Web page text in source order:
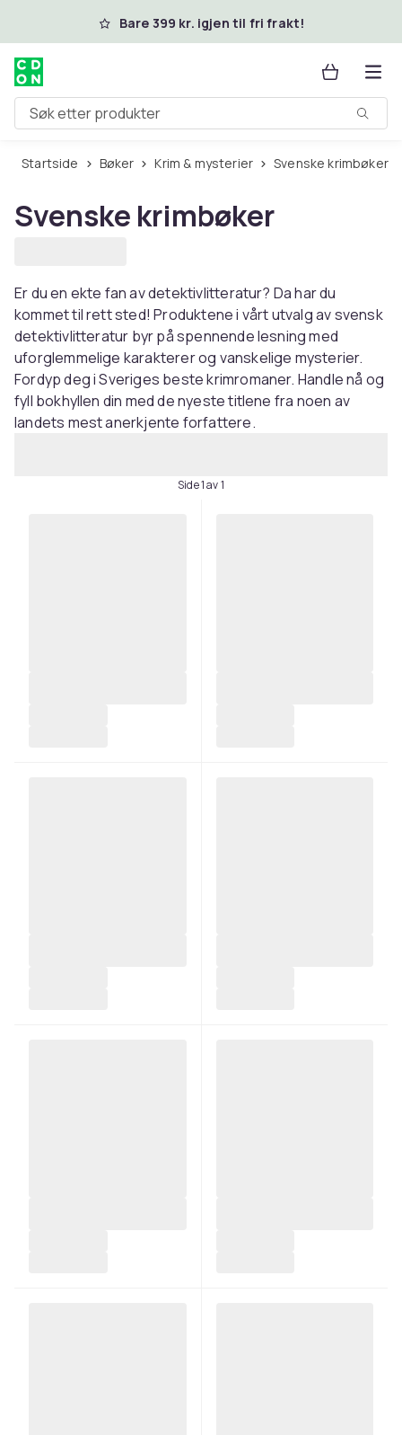
Hopp til hovedinnholdBare 399 kr. igjen til fri frakt!
Søk etter produkter
Startside Bøker Krim & mysterier Svenske krimbøker
Svenske krimbøker
Er du en ekte fan av detektivlitteratur? Da har du
kommet til rett sted! Produktene i vårt utvalg av svensk
detektivlitteratur byr på spennende lesning med
uforglemmelige karakterer og vanskelige mysterier.
Fordyp deg i Sveriges beste krimromaner. Handle nå og
fyll bokhyllen din med de nyeste titlene fra noen av
landets mest anerkjente forfattere.
Side 1 av 1